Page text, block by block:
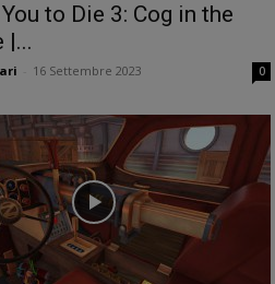
to Die 3: Cog in the
|...
16 Settembre 2023 0